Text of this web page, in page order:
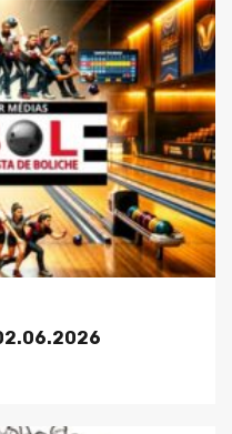
02.06.2026